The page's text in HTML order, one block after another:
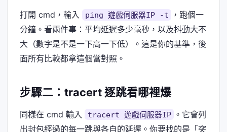
打開 cmd，輸入 ping 遊戲伺服器IP -t
，跑個一
分鐘。看兩件事：平均延遲多少毫秒，以及抖動大不
大（數字是不是一下高一下低）。這是你的基準，後
面所有比較都拿這個當對照。
步驟二：tracert 逐跳看哪裡爆
同樣在 cmd 輸入 tracert 遊戲伺服器IP
。它會列
出封包經過的每一跳與各自的延遲。你要找的是「突